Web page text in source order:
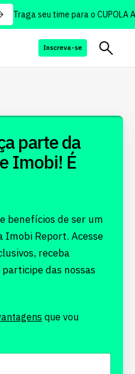
Traga seu time para o CUPOLA
Inscreva-se
parte da
Imobi! É
benefícios de ser um
Report. Acesse
receba
das nossas
que vou